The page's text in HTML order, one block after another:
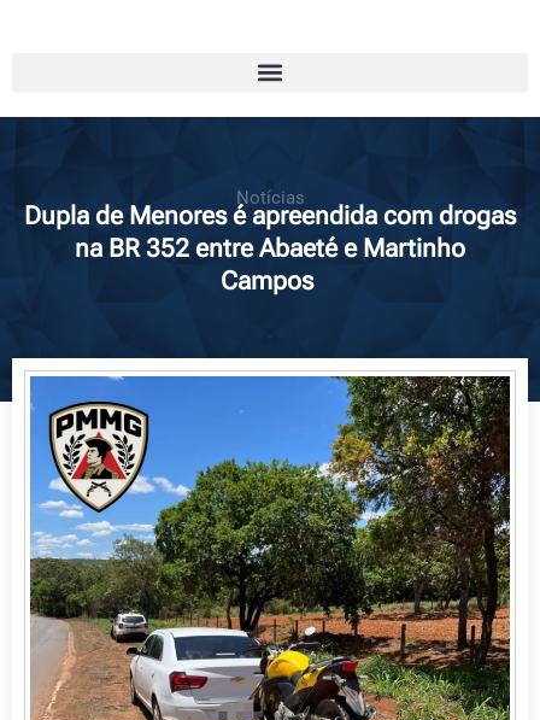
Notícias
Dupla de Menores é apreendida com drogas
na BR 352 entre Abaeté e Martinho
Campos